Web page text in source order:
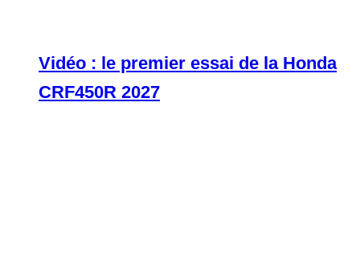
Vidéo : le premier essai de la Honda
CRF450R 2027